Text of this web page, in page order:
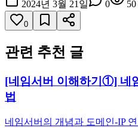
2024년 3월 21일
0 50
0
관련 추천 글
[네임서버 이해하기①] 네
법
네임서버의 개념과 도메인-IP